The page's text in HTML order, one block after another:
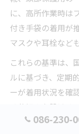
に、高所作業時は
付き手袋の着用が
マスクや耳栓など
これらの基準は、
ルに基づき、定期
ーが着用状況を確
る仕組みを設け
図れます。086-230-